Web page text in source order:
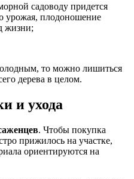
садоводу придется
урожая, плодоношение
жизни;
то можно лишиться
дерева в целом.
и ухода
. Чтобы покупка
прижилось на участке,
ориентируются на